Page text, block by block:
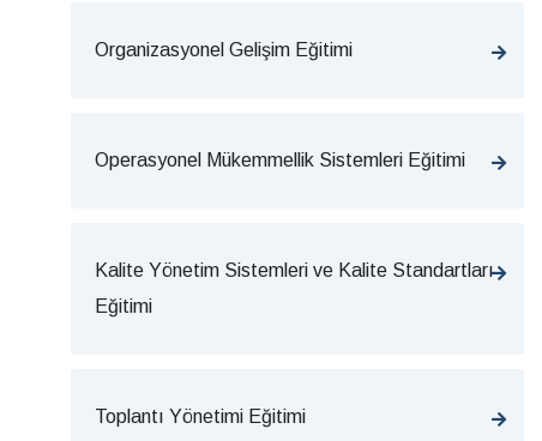
Organizasyonel Gelişim Eğitimi
Operasyonel Mükemmellik Sistemleri Eğitimi
Kalite Yönetim Sistemleri ve Kalite Standartları
Eğitimi
Toplantı Yönetimi Eğitimi